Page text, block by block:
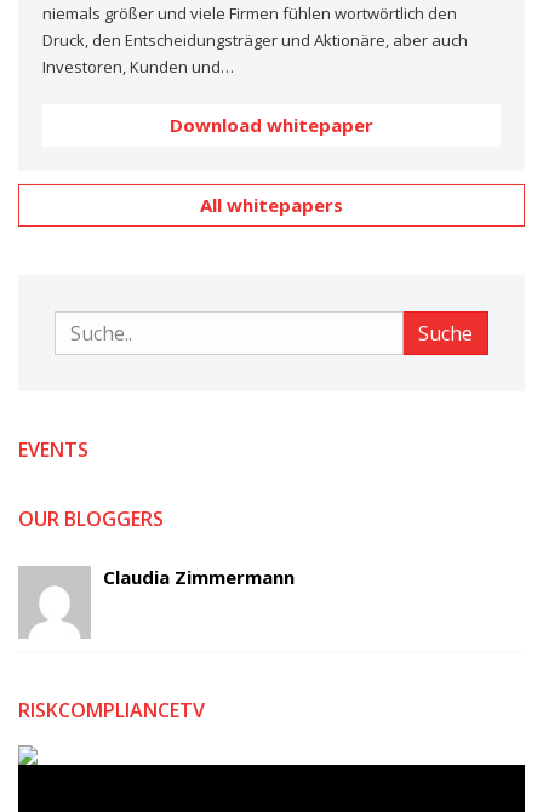
niemals größer und viele Firmen fühlen wortwörtlich den
Druck, den Entscheidungsträger und Aktionäre, aber auch
Investoren, Kunden und…
Download whitepaper
All whitepapers
Suche Suche
EVENTS
OUR BLOGGERS
Claudia Zimmermann
RISKCOMPLIANCETV